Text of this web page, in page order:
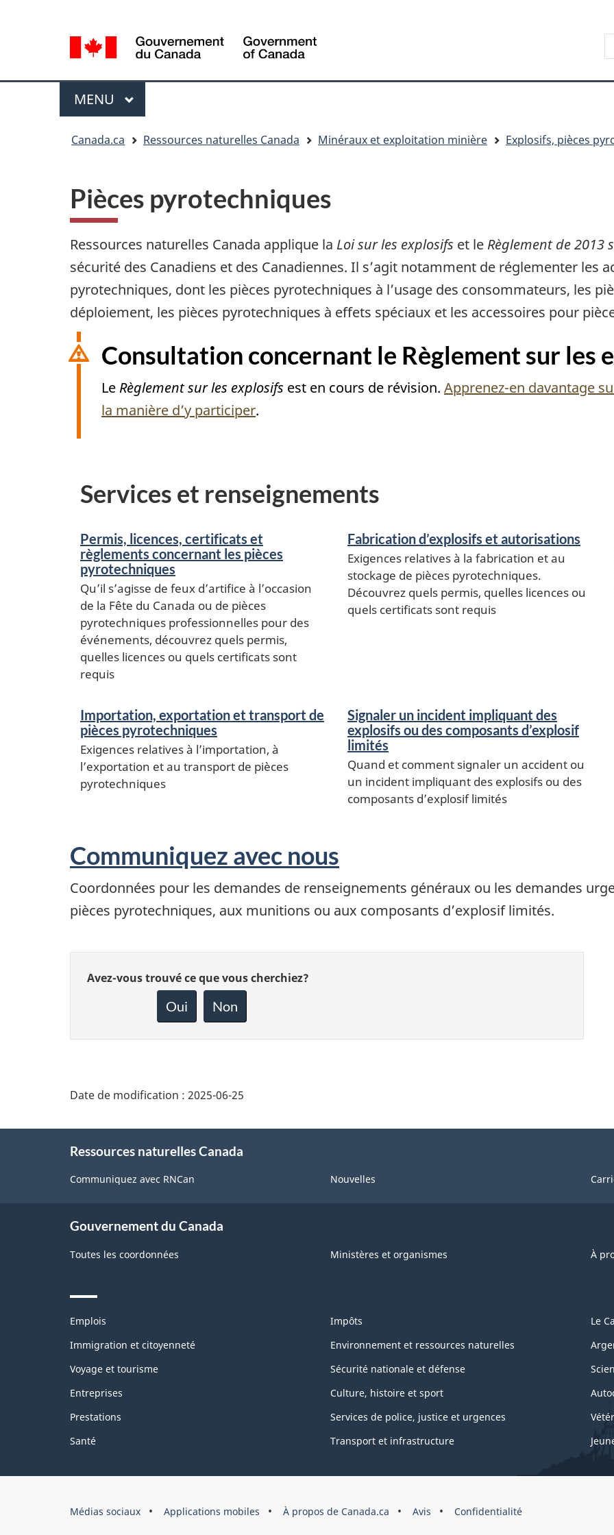
HTML
de
la
langue
selection
Menu
MENU PRINCIPAL
Canada.ca Ressources naturelles Canada Minéraux et exploitation minière Explosifs, pièces
Pièces pyrotechniques
Ressources naturelles Canada applique la Loi sur les explosifs et le Règlement de 2013
sécurité des Canadiens et des Canadiennes. Il s’agit notamment de réglementer les
pyrotechniques, dont les pièces pyrotechniques à l’usage des consommateurs, les
déploiement, les pièces pyrotechniques à effets spéciaux et les accessoires pour
Consultation concernant le Règlement sur les
Le Règlement sur les explosifs est en cours de révision. Apprenez-en davantage
la manière d’y participer.
Services et renseignements
Permis, licences, certificats et
règlements concernant les pièces
pyrotechniques
Qu’il s’agisse de feux d’artifice à l’occasion
de la Fête du Canada ou de pièces
pyrotechniques professionnelles pour des
événements, découvrez quels permis,
quelles licences ou quels certificats sont
requis
Fabrication d’explosifs et autorisations
Exigences relatives à la fabrication et au
stockage de pièces pyrotechniques.
Découvrez quels permis, quelles licences ou
quels certificats sont requis
Importation, exportation et transport de
pièces pyrotechniques
Exigences relatives à l’importation, à
l’exportation et au transport de pièces
pyrotechniques
Signaler un incident impliquant des
explosifs ou des composants d’explosif
limités
Quand et comment signaler un accident ou
un incident impliquant des explosifs ou des
composants d’explosif limités
Communiquez avec nous
Coordonnées pour les demandes de renseignements généraux ou les demandes
pièces pyrotechniques, aux munitions ou aux composants d’explosif limités.
Donnez
Avez-vous trouvé ce que vous cherchiez?
Oui Non
Date de modification : 2025-06-25
Ressources naturelles Canada
Communiquez avec RNCan Nouvelles
Gouvernement du Canada
Toutes les coordonnées Ministères et organismes À
Themes
topics
Emplois
Immigration et citoyenneté
Voyage et tourisme
Entreprises
Prestations
Santé
Impôts
Environnement et ressources naturelles
Sécurité nationale et défense
Culture, histoire et sport
Services de police, justice et urgences
Transport et infrastructure
Le
du
Médias sociaux Applications mobiles À propos de Canada.ca Avis Confidentialité